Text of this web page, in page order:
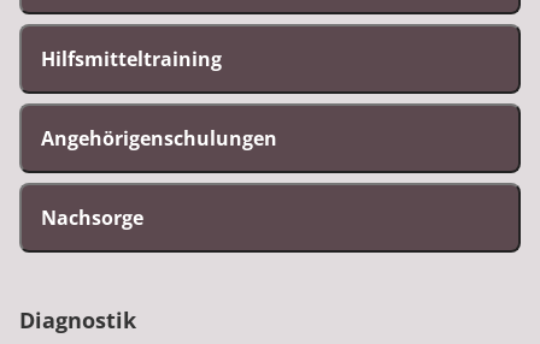
Hilfsmitteltraining
Angehörigenschulungen
Nachsorge
Diagnostik